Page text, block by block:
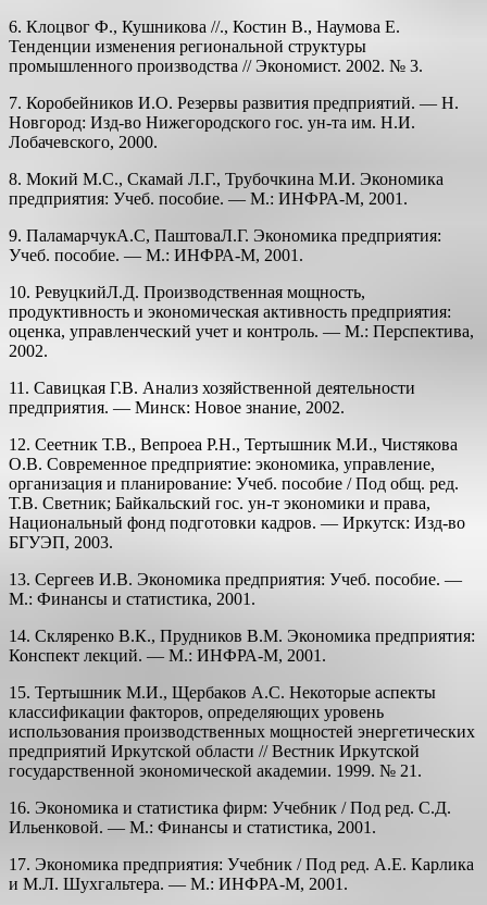
6. Клоцвог Ф., Кушникова //., Костин В., Наумова Е.
Тенденции изме­нения региональной структуры
промышленного производства // Экономист. 2002. № 3.
7. Коробейников И.О. Резервы развития предприятий. — Н.
Новгород: Изд-во Нижегородского гос. ун-та им. Н.И.
Лобачевского, 2000.
8. Мокий М.С., Скамай Л.Г., Трубочкина М.И. Экономика
предприя­тия: Учеб. пособие. — М.: ИНФРА-М, 2001.
9. ПаламарчукА.С, ПаштоваЛ.Г. Экономика предприятия:
Учеб. по­собие. — М.: ИНФРА-М, 2001.
10. РевуцкийЛ.Д. Производственная мощность,
продуктивность и эко­номическая активность предприятия:
оценка, управленческий учет и контроль. — М.: Перспектива,
2002.
11. Савицкая Г.В. Анализ хозяйственной деятельности
предприятия. — Минск: Новое знание, 2002.
12. Сеетник Т.В., Вепроеа Р.Н., Тертышник М.И., Чистякова
О.В. Современное предприятие: экономика, управление,
организация и планирование: Учеб. пособие / Под общ. ред.
Т.В. Светник; Байкальский гос. ун-т экономики и права,
Национальный фонд подготовки кадров. — Иркутск: Изд-во
БГУЭП, 2003.
13. Сергеев И.В. Экономика предприятия: Учеб. пособие. —
М.: Фи­нансы и статистика, 2001.
14. Скляренко В.К., Прудников В.М. Экономика предприятия:
Конспект лекций. — М.: ИНФРА-М, 2001.
15. Тертышник М.И., Щербаков А.С. Некоторые аспекты
классифика­ции факторов, определяющих уровень
использования производ­ственных мощностей энергетических
предприятий Иркутской области // Вестник Иркутской
государственной экономической академии. 1999. № 21.
16. Экономика и статистика фирм: Учебник / Под ред. С.Д.
Ильенко­вой. — М.: Финансы и статистика, 2001.
17. Экономика предприятия: Учебник / Под ред. А.Е. Карлика
и М.Л. Шухгальтера. — М.: ИНФРА-М, 2001.